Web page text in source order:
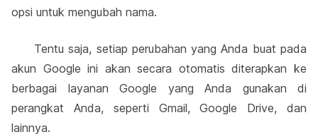
opsi untuk mengubah nama.
Tentu saja, setiap perubahan yang Anda buat pada
akun Google ini akan secara otomatis diterapkan ke
berbagai layanan Google yang Anda gunakan di
perangkat Anda, seperti Gmail, Google Drive, dan
lainnya.